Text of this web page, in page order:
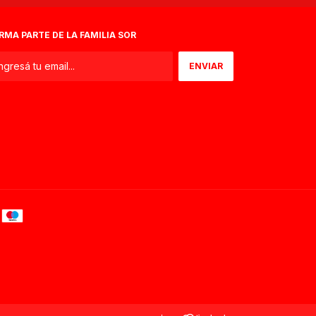
PARTE DE LA FAMILIA SOR